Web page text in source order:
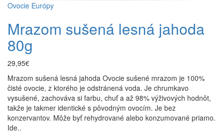
Ovocie Európy
Mrazom sušená lesná jahoda
80g
29,95€
Mrazom sušená lesná jahoda Ovocie sušené mrazom je 100%
čisté ovocie, z ktorého je odstránená voda. Je chrumkavo
vysušené, zachováva si farbu, chuť a až 98% výživových hodnôt,
takže je takmer identické s pôvodným ovocím. Je bez
konzervantov. Môže byť rehydrované alebo konzumované priamo.
Ide..